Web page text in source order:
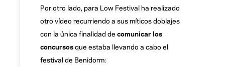
Por otro lado, para Low Festival ha realizado
otro vídeo recurriendo a sus míticos doblajes
con la única finalidad de comunicar los
concursosque estaba llevando a cabo el
festival de Benidorm: